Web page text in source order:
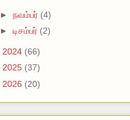
► நவம்பர் (4)
► டிசம்பர் (2)
2024 (66)
2025 (37)
2026 (20)